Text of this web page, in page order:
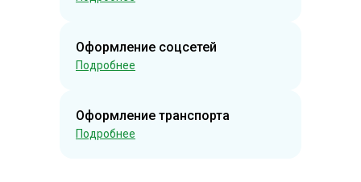
Оформление соцсетей
Подробнее
Оформление транспорта
Подробнее